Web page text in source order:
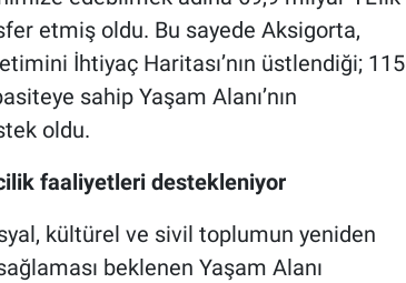
etmiş oldu. Bu sayede Aksigorta,
İhtiyaç Haritası’nın üstlendiği; 115
sahip Yaşam Alanı’nın
oldu.
faaliyetleri destekleniyor
kültürel ve sivil toplumun yeniden
beklenen Yaşam Alanı